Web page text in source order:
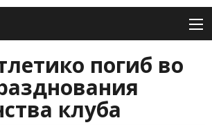
погиб во
клуба